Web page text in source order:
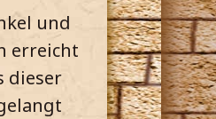
und
erreicht
dieser